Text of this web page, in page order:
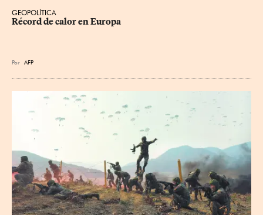
GEOPOLÍTICA
Récord de calor en Europa
Por AFP